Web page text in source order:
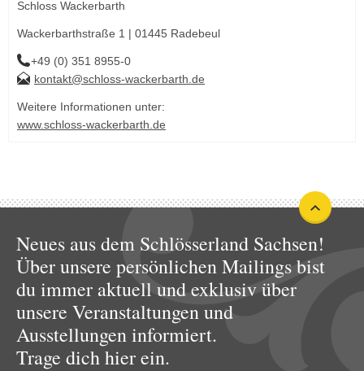
Schloss Wackerbarth
Wackerbarthstraße 1 | 01445 Radebeul
+49 (0) 351 8955-0
kontakt@schloss-wackerbarth.de
Weitere Informationen unter:
www.schloss-wackerbarth.de
Neues aus dem Schlösserland Sachsen!
Über unsere persönlichen Mailings bist
du immer aktuell und exklusiv über
unsere Veranstaltungen und
Ausstellungen informiert.
Trage dich hier ein.